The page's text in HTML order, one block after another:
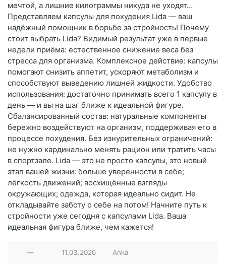
мечтой, а лишние килограммы никуда не уходят…
Представляем капсулы для похудения Lida — ваш
надёжный помощник в борьбе за стройность! Почему
стоит выбрать Lida? Видимый результат уже в первые
недели приёма: естественное снижение веса без
стресса для организма. Комплексное действие: капсулы
помогают снизить аппетит, ускоряют метаболизм и
способствуют выведению лишней жидкости. Удобство
использования: достаточно принимать всего 1 капсулу в
день — и вы на шаг ближе к идеальной фигуре.
Сбалансированный состав: натуральные компоненты
бережно воздействуют на организм, поддерживая его в
процессе похудения. Без изнурительных ограничений:
не нужно кардинально менять рацион или тратить часы
в спортзале. Lida — это не просто капсулы, это новый
этап вашей жизни: больше уверенности в себе;
лёгкость движений; восхищённые взгляды
окружающих; одежда, которая идеально сидит. Не
откладывайте заботу о себе на потом! Начните путь к
стройности уже сегодня с капсулами Lida. Ваша
идеальная фигура ближе, чем кажется!
— 11.03.2026 Anka